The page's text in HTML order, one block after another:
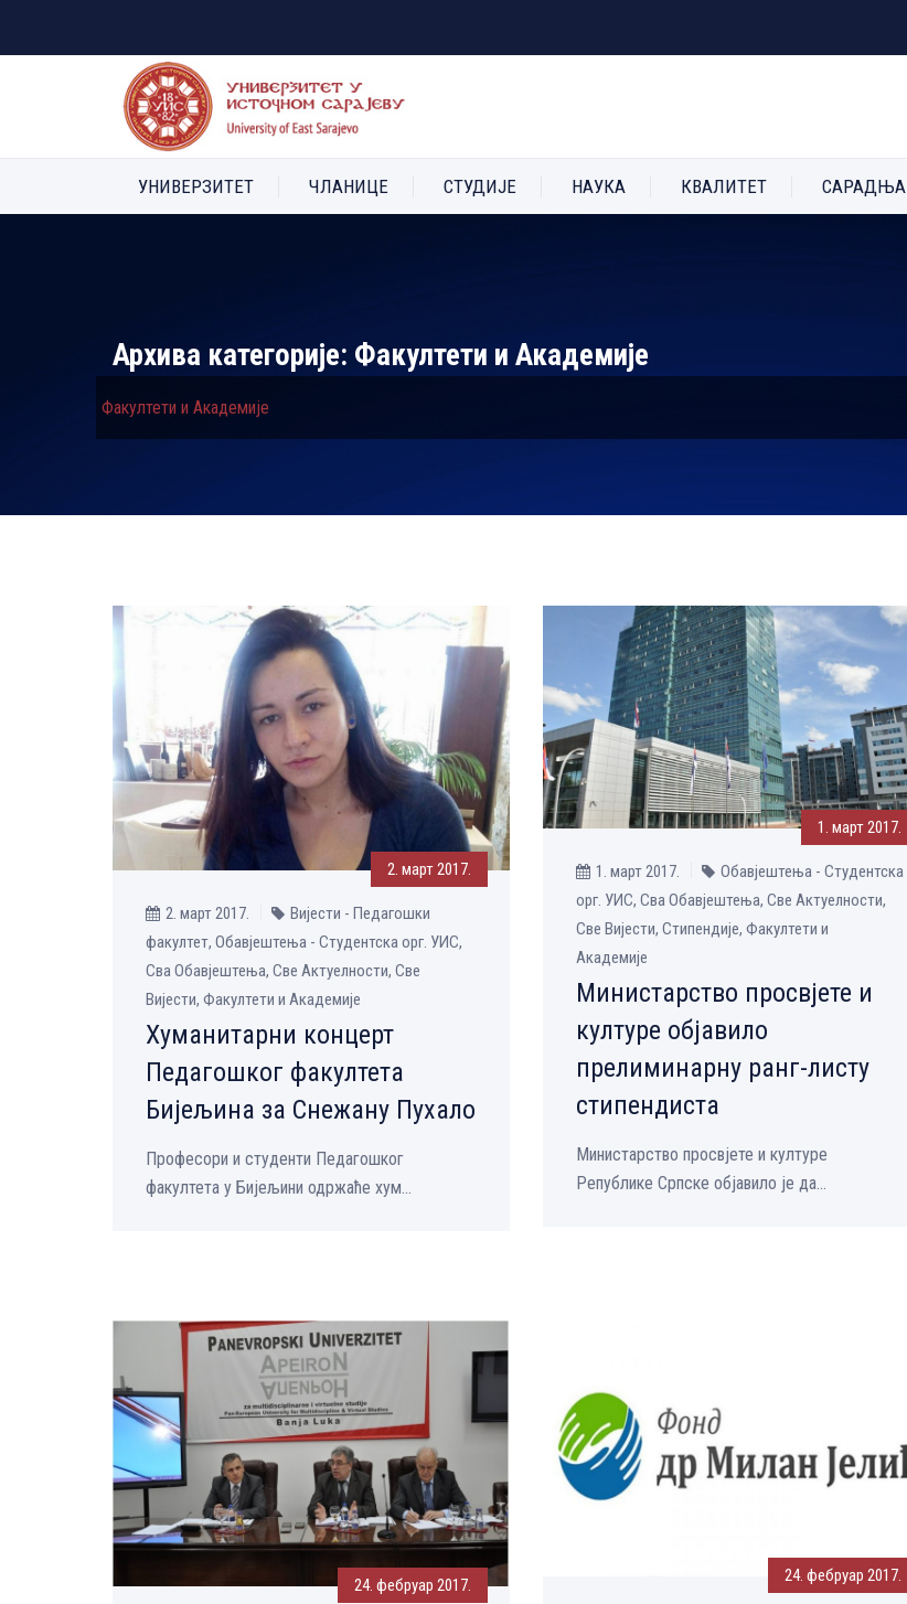
УНИВЕРЗИТЕТ ЧЛАНИЦЕ СТУДИЈЕ НАУКА КВАЛИТЕТ САРАДЊА
Архива категорије: Факултети и Академије
Факултети и Академије
2. март 2017.
2. март 2017.
Вијести - Педагошки
факултет, Обавјештења - Студентска орг. УИС,
Сва Обавјештења, Све Aктуелности, Све
Вијести, Факултети и Академије
Хуманитарни концерт
Педагошког факултета
Бијељина за Снежану Пухало
Професори и студенти Педагошког
факултета у Бијељини одржаће хум...
1. март 2017.
1. март 2017.
Обавјештења - Студентска
орг. УИС, Сва Обавјештења, Све Aктуелности,
Све Вијести, Стипендије, Факултети и
Академије
Министарство просвјете и
културе објавило
прелиминарну ранг-листу
стипендиста
Министарство просвјете и културе
Републике Српске објавило је да...
24. фебруар 2017. 24. фебруар 2017.